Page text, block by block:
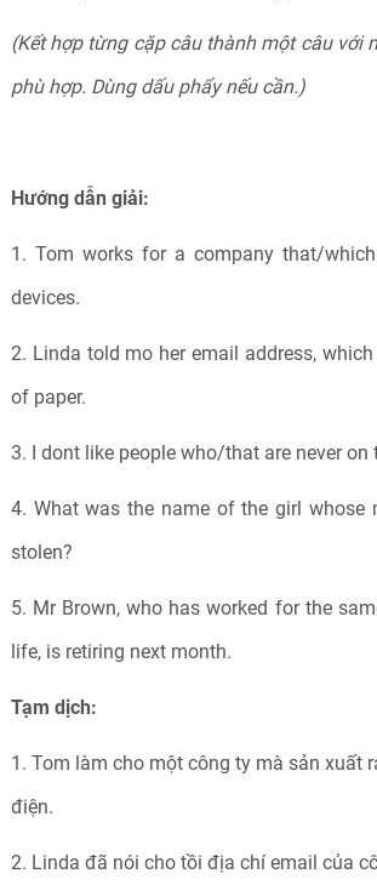
(Kết hợp từng cặp câu thành một câu với
phù hợp. Dùng dấu phẩy nếu cần.)
Hướng dẫn giải:
1. Tom works for a company that/
devices.
2. Linda told mo her email address,
of paper.
3. I dont like people who/that are never on
4. What was the name of the girl whose
stolen?
5. Mr Brown, who has worked for the
life, is retiring next month.
Tạm dịch:
1. Tom làm cho một công ty mà sản xuất
điện.
2. Linda đã nói cho tồi địa chí email của